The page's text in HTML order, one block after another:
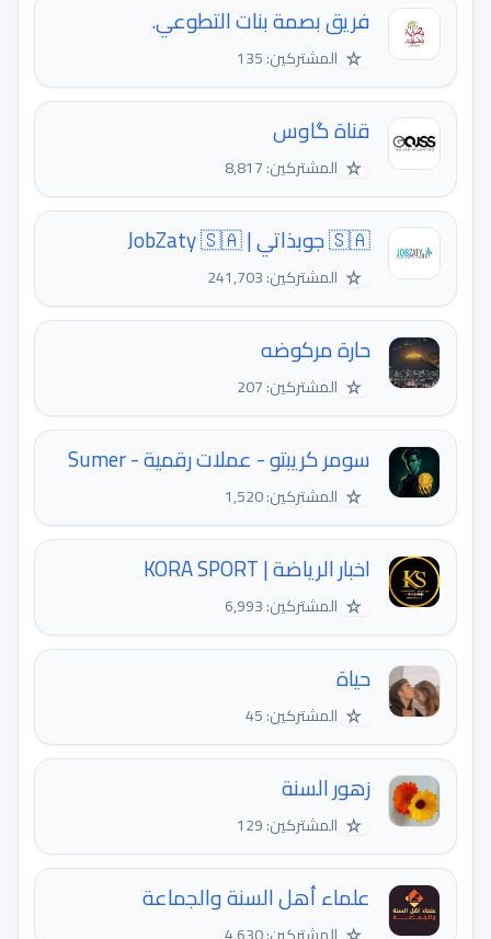
فريق بصمة بنات التطوعي.
☆ المشتركين: 135
قناة گاوس
☆ المشتركين: 8,817
🇸🇦 جوبذاتي | JobZaty 🇸🇦
☆ المشتركين: 241,703
حارة مركوضه
☆ المشتركين: 207
سومر كريبتو - عملات رقمية - Sumer
☆ المشتركين: 1,520
اخبار الرياضة | KORA SPORT
☆ المشتركين: 6,993
حياة
☆ المشتركين: 45
زهور السنة
☆ المشتركين: 129
علماء أهل السنة والجماعة